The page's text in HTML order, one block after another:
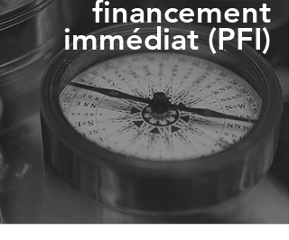
financement
immédiat (PFI)